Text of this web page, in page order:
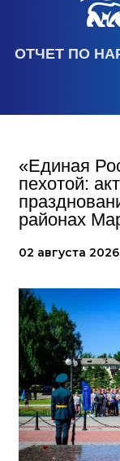
ОТЧЕТ ПО
«Единая
пехотой:
районах
02 августа